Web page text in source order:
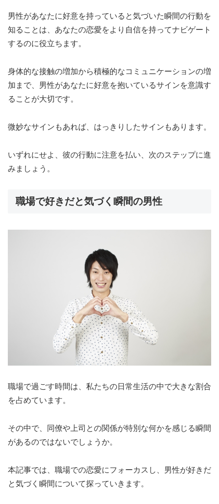
男性があなたに好意を持っていると気づいた瞬間の行動を
知ることは、あなたの恋愛をより自信を持ってナビゲート
するのに役立ちます。
身体的な接触の増加から積極的なコミュニケーションの増
加まで、男性があなたに好意を抱いているサインを意識す
ることが大切です。
微妙なサインもあれば、はっきりしたサインもあります。
いずれにせよ、彼の行動に注意を払い、次のステップに進
みましょう。
職場で好きだと気づく瞬間の男性
職場で過ごす時間は、私たちの日常生活の中で大きな割合
を占めています。
その中で、同僚や上司との関係が特別な何かを感じる瞬間
があるのではないでしょうか。
本記事では、職場での恋愛にフォーカスし、男性が好きだ
と気づく瞬間について探っていきます。